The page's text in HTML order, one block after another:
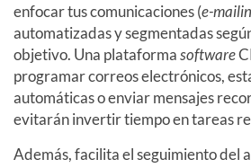
enfocar tus comunicaciones (e-
automatizadas y segmentadas
objetivo. Una plataformasoftware
programar correos electrónicos,
automáticas o enviar mensajes
evitarán invertir tiempo en tareas
Además, facilita el seguimiento del